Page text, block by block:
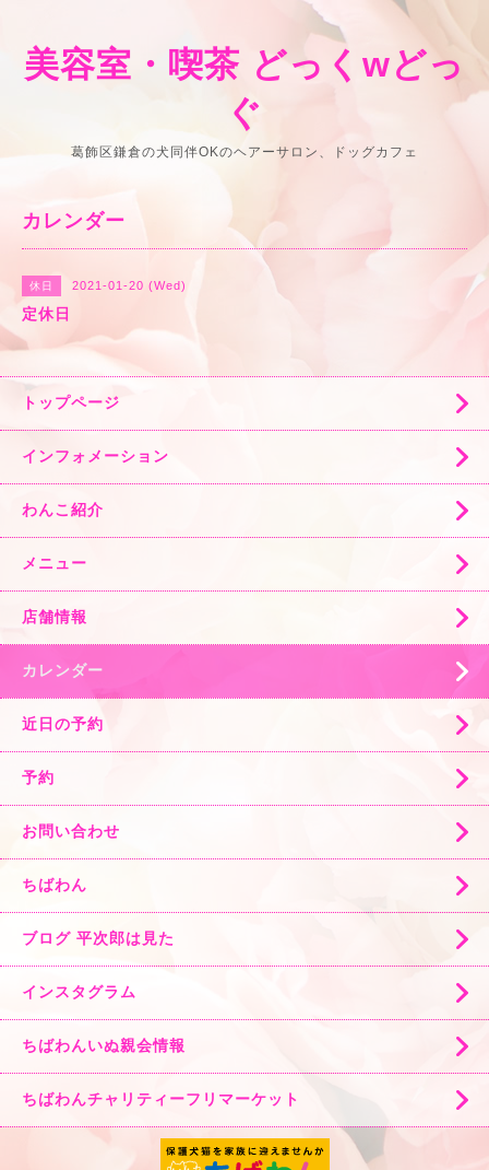
美容室・喫茶 どっくwどっ
ぐ
葛飾区鎌倉の犬同伴OKのヘアーサロン、ドッグカフェ
カレンダー
休日 2021-01-20 (Wed)
定休日
トップページ
インフォメーション
わんこ紹介
メニュー
店舗情報
カレンダー
近日の予約
予約
お問い合わせ
ちばわん
ブログ 平次郎は見た
インスタグラム
ちばわんいぬ親会情報
ちばわんチャリティーフリマーケット